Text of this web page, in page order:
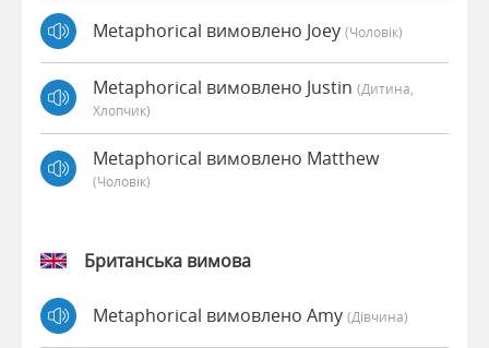
Metaphorical вимовлено Joey (чоловік)
Metaphorical вимовлено Justin (дитина,
Хлопчик)
Metaphorical вимовлено Matthew
(чоловік)
Британська вимова
Metaphorical вимовлено Amy (дівчина)